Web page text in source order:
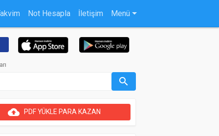
Not Hesapla İletişim Menü
search
cloud_uploadPDF YÜKLE PARA KAZAN